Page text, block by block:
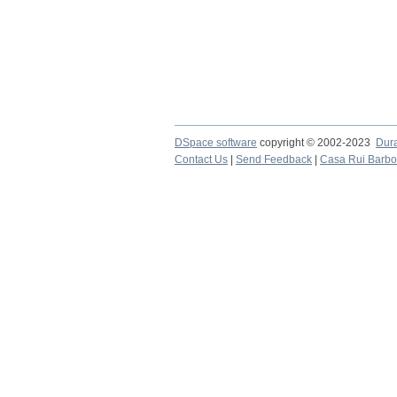
DSpace software copyright © 2002-2023
Contact Us
Send Feedback Casa Rui